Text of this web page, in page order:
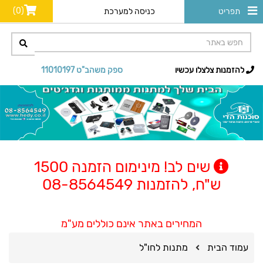
תפריט כניסה למערכת (0)
ספק משהב"ט 11010197 להזמנות צלצלו עכשיו
שים לב! מינימום הזמנה 1500
ש"ח, להזמנות 08-8564549
המחירים באתר אינם כוללים מע"מ
עמוד הבית מתנות לחו"ל